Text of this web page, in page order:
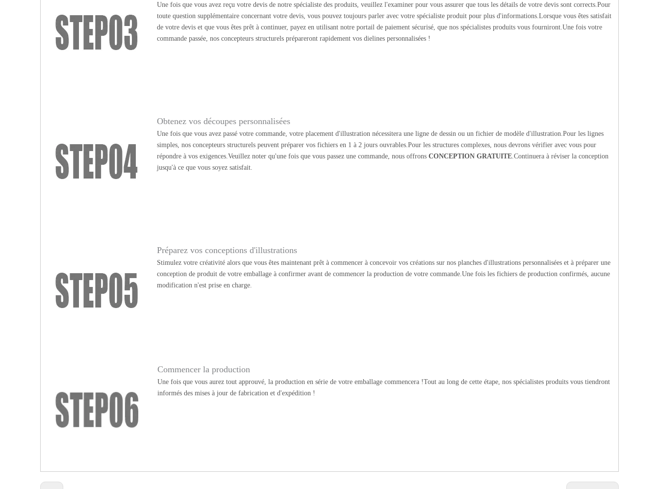
Une fois que vous avez reçu votre devis de notre spécialiste des produits, veuillez l'examiner pour vous assurer que tous les détails de votre devis sont corrects.Pour
toute question supplémentaire concernant votre devis, vous pouvez toujours parler avec votre spécialiste produit pour plus d'informations.Lorsque vous êtes satisfait
de votre devis et que vous êtes prêt à continuer, payez en utilisant notre portail de paiement sécurisé, que nos spécialistes produits vous fourniront.Une fois votre
commande passée, nos concepteurs structurels prépareront rapidement vos dielines personnalisées !
Obtenez vos découpes personnalisées
Une fois que vous avez passé votre commande, votre placement d'illustration nécessitera une ligne de dessin ou un fichier de modèle d'illustration.Pour les lignes
simples, nos concepteurs structurels peuvent préparer vos fichiers en 1 à 2 jours ouvrables.Pour les structures complexes, nous devrons vérifier avec vous pour
répondre à vos exigences.Veuillez noter qu'une fois que vous passez une commande, nous offronsCONCEPTION GRATUITE .Continuera à réviser la conception
jusqu'à ce que vous soyez satisfait.
Préparez vos conceptions d'illustrations
Stimulez votre créativité alors que vous êtes maintenant prêt à commencer à concevoir vos créations sur nos planches d'illustrations personnalisées et à préparer une
conception de produit de votre emballage à confirmer avant de commencer la production de votre commande.Une fois les fichiers de production confirmés, aucune
modification n'est prise en charge.
Commencer la production
Une fois que vous aurez tout approuvé, la production en série de votre emballage commencera !Tout au long de cette étape, nos spécialistes produits vous tiendront
informés des mises à jour de fabrication et d'expédition !